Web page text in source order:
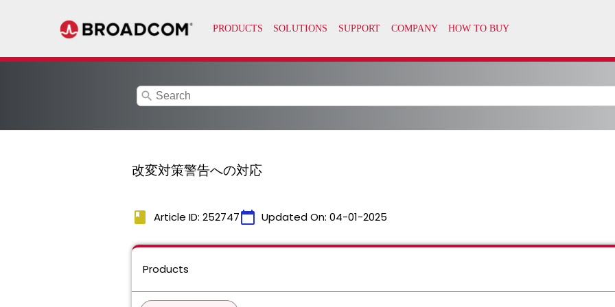
search
改変対策警告への対応
book Article ID: 252747calendar_today Updated On: 04-01-2025
Products